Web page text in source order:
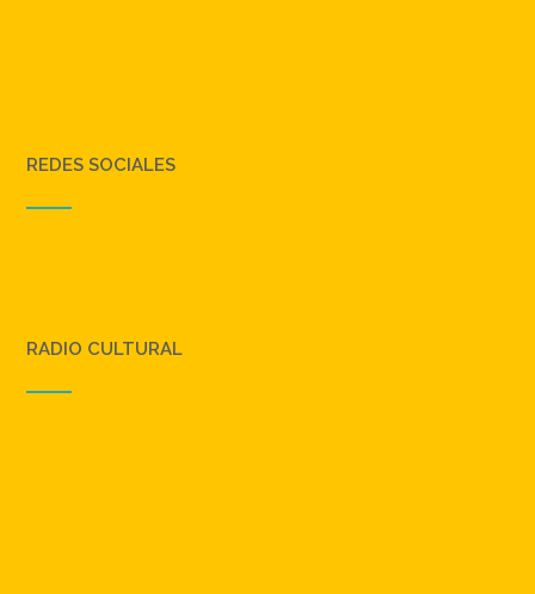
REDES SOCIALES
RADIO CULTURAL